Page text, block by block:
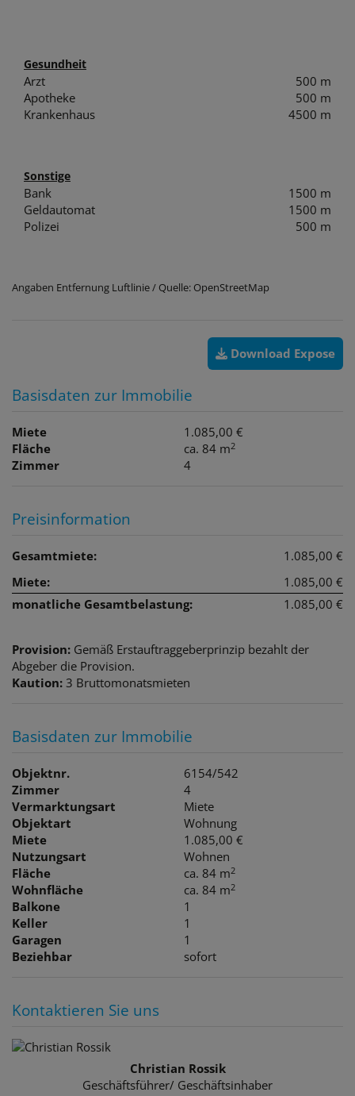
Gesundheit
Arzt
500 m
Apotheke
500 m
Krankenhaus
4500 m
Sonstige
Bank
1500 m
Geldautomat
1500 m
Polizei
500 m
Angaben Entfernung Luftlinie / Quelle: OpenStreetMap
Download Expose
Basisdaten zur Immobilie
Miete
1.085,00 €
Fläche
ca. 84 m2
Zimmer 4
Preisinformation
Gesamtmiete:
1.085,00 €
Miete:
1.085,00 €
monatliche Gesamtbelastung:
1.085,00 €
Provision: Gemäß Erstauftraggeberprinzip bezahlt der
Abgeber die Provision.
Kaution: 3 Bruttomonatsmieten
Basisdaten zur Immobilie
Objektnr.
6154/542
Zimmer
4
Vermarktungsart
Miete
Objektart
Wohnung
Miete
1.085,00 €
Nutzungsart
Wohnen
Fläche
ca. 84 m2
Wohnfläche ca. 84 m2
Balkone
1
Keller
1
Garagen
1
Beziehbar
sofort
Kontaktieren Sie uns
Christian Rossik
Geschäftsführer/ Geschäftsinhaber